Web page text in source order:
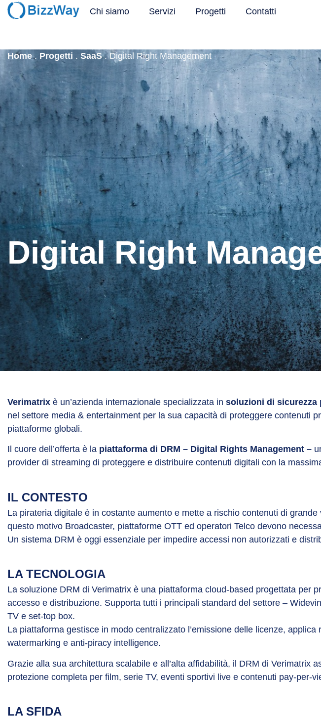
Chi siamo Servizi Progetti Contatti
Home. Progetti . SaaS.Digital Right Management
Digital Right
Verimatrix è un’azienda internazionale specializzata in soluzioni di
nel settore media & entertainment per la sua capacità di proteggere contenuti
piattaforme globali.
Il cuore dell’offerta è la piattaforma di DRM – Digital Rights Management –
provider di streaming di proteggere e distribuire contenuti digitali con la
IL CONTESTO
La pirateria digitale è in costante aumento e mette a rischio contenuti di
questo motivo Broadcaster, piattaforme OTT ed operatori Telco devono
Un sistema DRM è oggi essenziale per impedire accessi non autorizzati e
LA TECNOLOGIA
La soluzione DRM di Verimatrix è una piattaforma cloud-based progettata per
accesso e distribuzione. Supporta tutti i principali standard del settore –
TV e set-top box.
La piattaforma gestisce in modo centralizzato l’emissione delle licenze,
watermarking e anti-piracy intelligence.
Grazie alla sua architettura scalabile e all’alta affidabilità, il DRM di Verimatrix
protezione completa per film, serie TV, eventi sportivi live e contenuti pay-per-
LA SFIDA